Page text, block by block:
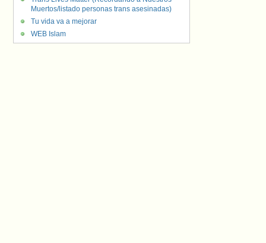
Muertos/listado personas trans asesinadas)
Tu vida va a mejorar
WEB Islam